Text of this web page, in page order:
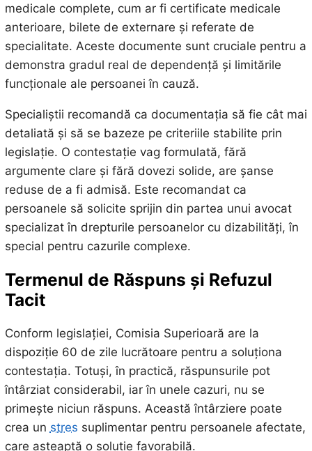
medicale complete, cum ar fi certificate medicale
anterioare, bilete de externare și referate de
specialitate. Aceste documente sunt cruciale pentru a
demonstra gradul real de dependență și limitările
funcționale ale persoanei în cauză.
Specialiștii recomandă ca documentația să fie cât mai
detaliată și să se bazeze pe criteriile stabilite prin
legislație. O contestație vag formulată, fără
argumente clare și fără dovezi solide, are șanse
reduse de a fi admisă. Este recomandat ca
persoanele să solicite sprijin din partea unui avocat
specializat în drepturile persoanelor cu dizabilități, în
special pentru cazurile complexe.
Termenul de Răspuns și Refuzul
Tacit
Conform legislației, Comisia Superioară are la
dispoziție 60 de zile lucrătoare pentru a soluționa
contestația. Totuși, în practică, răspunsurile pot
întârziat considerabil, iar în unele cazuri, nu se
primește niciun răspuns. Această întârziere poate
crea un stres suplimentar pentru persoanele afectate,
care așteaptă o soluție favorabilă.